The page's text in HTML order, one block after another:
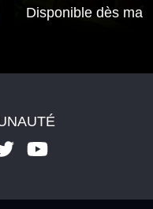
Disponible dès